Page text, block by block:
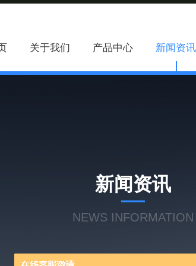
关于我们 产品中心 新闻资讯
新闻资讯
NEWS INFORMATION